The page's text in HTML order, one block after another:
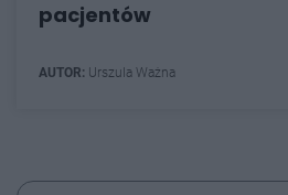
pacjentów
AUTOR: Urszula Ważna